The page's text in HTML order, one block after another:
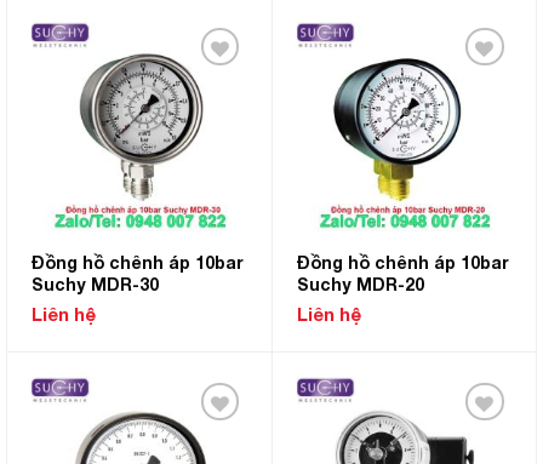
Add to
Wishlist
Đồng hồ chênh áp 10bar
Suchy MDR-30
Liên hệ
Add to
Wishlist
Đồng hồ chênh áp 10bar
Suchy MDR-20
Liên hệ
Add to
Wishlist
Add to
Wishlist